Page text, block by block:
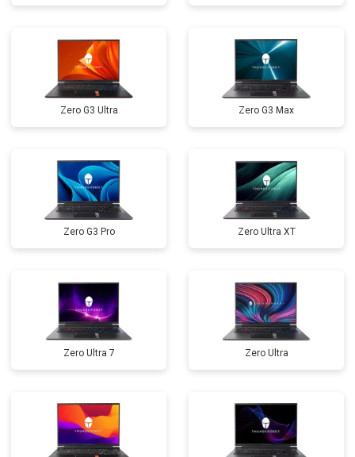
Замена оперативной памяти от 1100 ₽ Заказать
Прошивка BIOS от 1500 ₽ Заказать
Замена северного моста от 3500 ₽
Zero G3 Ultra Zero G3 Max
Zero G3 Pro Zero Ultra XT
Zero Ultra 7 Zero Ultra